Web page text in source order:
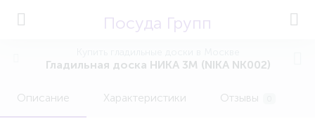
Посуда Групп
Гладильная доска НИКА 3М (NIKA NK002)
Описание Характеристики Отзывы